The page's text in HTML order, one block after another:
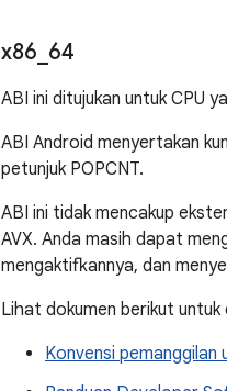
x86 64
ABI ini ditujukan untuk CPU
ABI Android menyertakan
petunjuk POPCNT.
ABI ini tidak mencakup
AVX. Anda masih dapat
mengaktifkannya, dan
Lihat dokumen berikut untuk
Konvensi